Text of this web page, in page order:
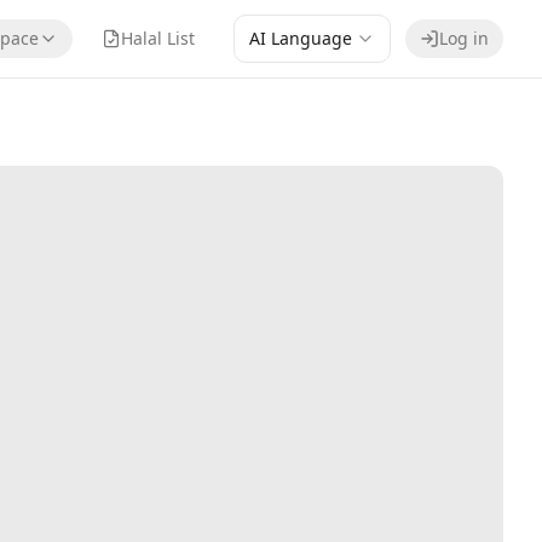
Halal List AI Language Log in